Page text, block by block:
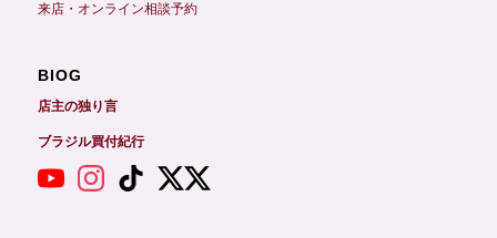
来店・オンライン相談予約
BIOG
店主の独り言
ブラジル買付紀行